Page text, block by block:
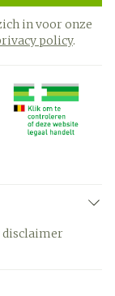
in voor onze
policy.
disclaimer